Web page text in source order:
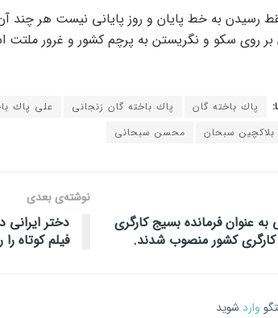
رسیدن به خط پایان و روز پایانی نیست هر چند
بر روی سکو و نگریستن به پرچم کشور و غرور
پاك باخته گان پاك باخته گان زنجانى على پاك
بلاکچین سبحان
محسن سبحانی
عنوان فرمانده بسیج کارگری
کشور منصوب شدند.
نوشته‌ی بعدی
دختر ایرانی
فیلم کوتاه را
وارد شوید